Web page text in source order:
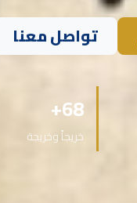
تواصل معنا
68+
خريجاً وخريجة